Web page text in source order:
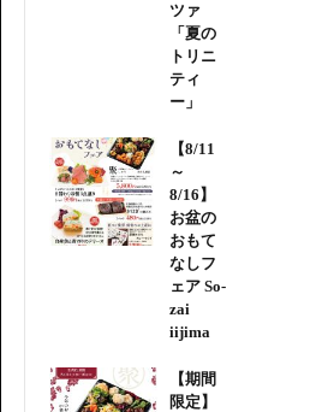
ツァ
「夏の
トリニ
ティ
ー」
【8/11
～
8/16】
お盆の
おもて
なしフ
ェア So-
zai
iijima
【期間
限定】